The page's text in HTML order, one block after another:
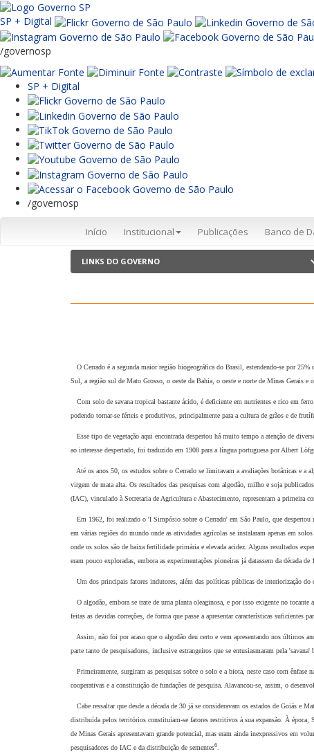
SP + Digital
/governosp
SP + Digital
/governosp
Início Institucional Publicações Banco de
O Cerrado é a segunda maior região biogeográfica do Brasil, estendendo-se por
Sul, a região sul de Mato Grosso, o oeste da Bahia, o oeste e norte de Minas Gerais e
Com solo de savana tropical bastante ácido, é deficiente em nutrientes e rico em
podendo tornar-se férteis e produtivos, principalmente para a cultura de grãos e de
Esse tipo de vegetação aqui encontrada despertou há muito tempo a atenção de
ao interesse despertado, foi traduzido em 1908 para a língua portuguesa por Albert
Até os anos 50, os estudos sobre o Cerrado se limitavam a avaliações botânicas e a
virgem de mata alta. Os resultados das pesquisas com algodão, milho e soja
(IAC), vinculado à Secretaria de Agricultura e Abastecimento, representam a primeira
Em 1962, foi realizado o 'I Simpósio sobre o Cerrado' em São Paulo, que despertou
em várias regiões do mundo onde as atividades agrícolas se instalaram apenas em
onde os solos são de baixa fertilidade primária e elevada acidez. Alguns resultados
eram pouco exploradas, embora as experimentações pioneiras já datassem da década de
Um dos principais fatores indutores, além das políticas públicas de interiorização do
O algodão, embora se trate de uma planta oleaginosa, e por isso exigente no tocante
feitas as devidas correções, de forma que passe a apresentar características suficientes
Assim, não foi por acaso que o algodão deu certo e vem apresentando nos últimos
parte tanto de pesquisadores, inclusive estrangeiros que se entusiasmaram pela 'savana'
Primeiramente, surgiram as pesquisas sobre o solo e a biota, neste caso com ênfase
cooperativas e a constituição de fundações de pesquisa. Alavancou-se, assim, o
Cabe ressaltar que desde a década de 30 já se consideravam os estados de Goiás e
distribuída pelos territórios constituíam-se fatores restritivos à sua expansão. À época,
de Minas Gerais apresentavam grande potencial, mas eram ainda inexpressivos em
pesquisadores do IAC e da distribuição de sementes6